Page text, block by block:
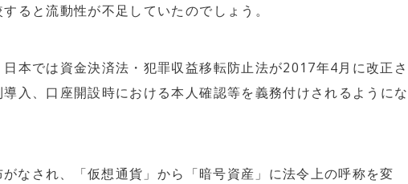
ると流動性が不足していたのでしょう。
本では資金決済法・犯罪収益移転防止法が2017年4月に改正さ
入、口座開設時における本人確認等を義務付けされるようにな
なされ、「仮想通貨」から「暗号資産」に法令上の呼称を変